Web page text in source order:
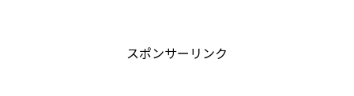
スポンサーリンク